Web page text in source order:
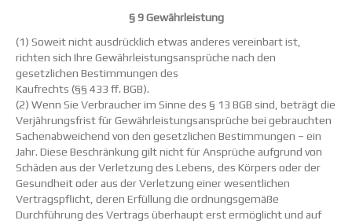
§ 9 Gewährleistung
(1) Soweit nicht ausdrücklich etwas anderes vereinbart ist,
richten sich Ihre Gewährleistungsansprüche nach den
gesetzlichen Bestimmungen des
Kaufrechts (§§ 433 ff. BGB).
(2) Wenn Sie Verbraucher im Sinne des § 13 BGB sind, beträgt die
Verjährungsfrist für Gewährleistungsansprüche bei gebrauchten
Sachenabweichend von den gesetzlichen Bestimmungen – ein
Jahr. Diese Beschränkung gilt nicht für Ansprüche aufgrund von
Schäden aus der Verletzung des Lebens, des Körpers oder der
Gesundheit oder aus der Verletzung einer wesentlichen
Vertragspflicht, deren Erfüllung die ordnungsgemäße
Durchführung des Vertrags überhaupt erst ermöglicht und auf